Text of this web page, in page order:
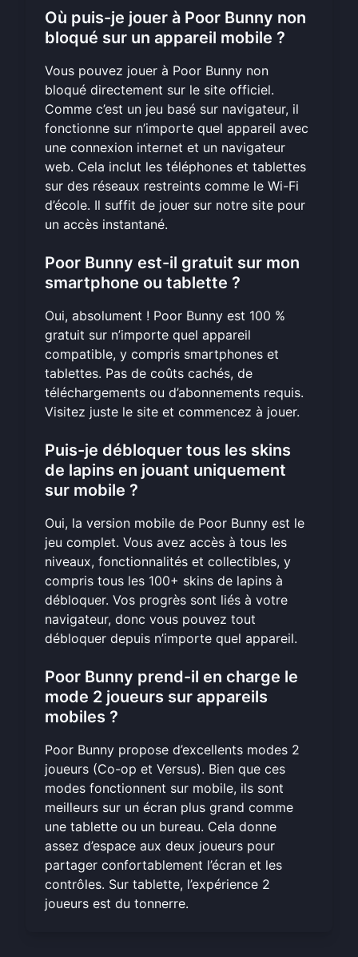
Où puis-je jouer à Poor Bunny non
bloqué sur un appareil mobile ?
Vous pouvez jouer à Poor Bunny non
bloqué directement sur le site officiel.
Comme c’est un jeu basé sur navigateur, il
fonctionne sur n’importe quel appareil avec
une connexion internet et un navigateur
web. Cela inclut les téléphones et tablettes
sur des réseaux restreints comme le Wi-Fi
d’école. Il suffit de jouer sur notre site pour
un accès instantané.
Poor Bunny est-il gratuit sur mon
smartphone ou tablette ?
Oui, absolument ! Poor Bunny est 100 %
gratuit sur n’importe quel appareil
compatible, y compris smartphones et
tablettes. Pas de coûts cachés, de
téléchargements ou d’abonnements requis.
Visitez juste le site et commencez à jouer.
Puis-je débloquer tous les skins
de lapins en jouant uniquement
sur mobile ?
Oui, la version mobile de Poor Bunny est le
jeu complet. Vous avez accès à tous les
niveaux, fonctionnalités et collectibles, y
compris tous les 100+ skins de lapins à
débloquer. Vos progrès sont liés à votre
navigateur, donc vous pouvez tout
débloquer depuis n’importe quel appareil.
Poor Bunny prend-il en charge le
mode 2 joueurs sur appareils
mobiles ?
Poor Bunny propose d’excellents modes 2
joueurs (Co-op et Versus). Bien que ces
modes fonctionnent sur mobile, ils sont
meilleurs sur un écran plus grand comme
une tablette ou un bureau. Cela donne
assez d’espace aux deux joueurs pour
partager confortablement l’écran et les
contrôles. Sur tablette, l’expérience 2
joueurs est du tonnerre.